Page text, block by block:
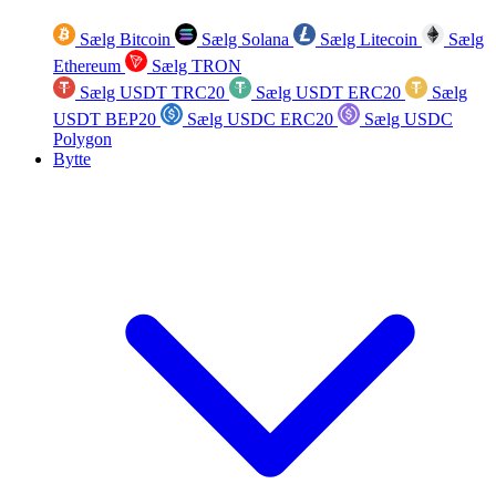
Sælg Bitcoin Sælg Solana Sælg Litecoin
Sælg
Ethereum
Sælg TRON
Sælg USDT TRC20
Sælg USDT ERC20
Sælg
USDT BEP20
Sælg USDC ERC20
Sælg USDC
Polygon
Bytte